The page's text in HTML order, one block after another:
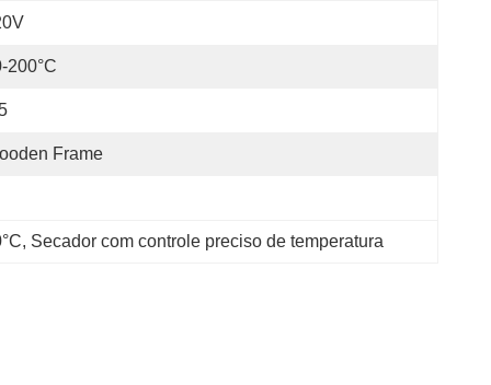
200°C
Frame
, Secador com controle preciso de temperatura